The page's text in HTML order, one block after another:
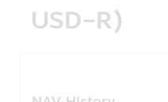
USD-R)